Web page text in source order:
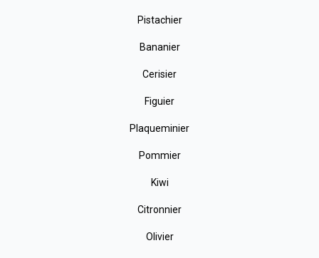
Pistachier
Bananier
Cerisier
Figuier
Plaqueminier
Pommier
Kiwi
Citronnier
Olivier